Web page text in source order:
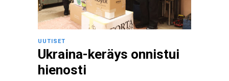
UUTISET
Ukraina-keräys onnistui
hienosti